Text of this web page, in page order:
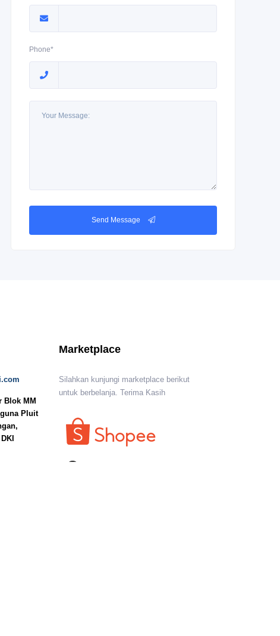
Phone*
Send Message
Blok MM
Pluit
Marketplace
Silahkan kunjungi marketplace berikut
untuk berbelanja. Terima Kasih